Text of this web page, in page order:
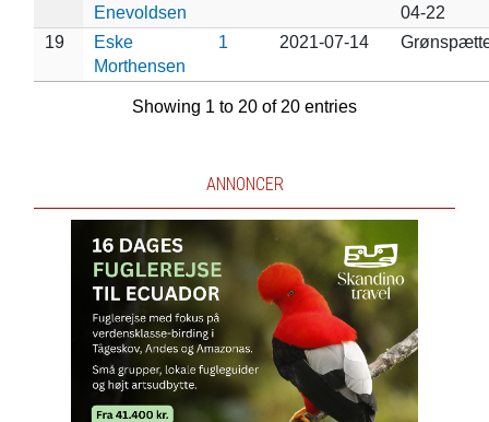
Enevoldsen
04-22
19
Eske
Morthensen
1 2021-07-14
Showing 1 to 20 of 20 entries
ANNONCER